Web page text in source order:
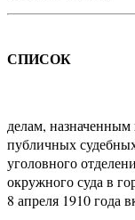
СПИСОК
делам,
публичных
уголовного
окружного суда в
8 апреля 1910 года